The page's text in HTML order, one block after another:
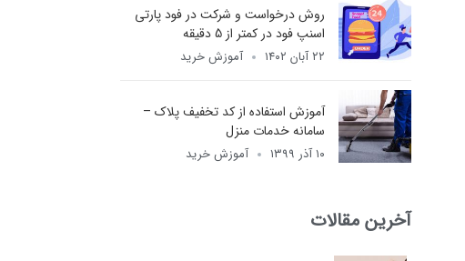
روش درخواست و شرکت در فود پارتی
اسنپ فود در کمتر از 5 دقیقه
۲۲ آبان ۱۴۰۲ آموزش خرید
آموزش استفاده از کد تخفیف پلاک –
سامانه خدمات منزل
۱۰ آذر ۱۳۹۹ آموزش خرید
آخرین مقالات